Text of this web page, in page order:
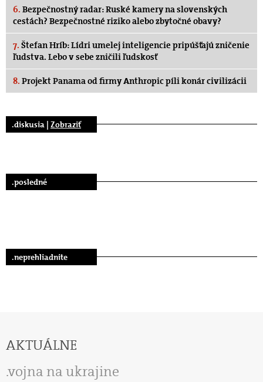
6. Bezpečnostný radar: Ruské kamery na slovenských
cestách? Bezpečnostné riziko alebo zbytočné obavy?
7. Štefan Hríb: Lídri umelej inteligencie pripúšťajú zničenie
ľudstva. Lebo v sebe zničili ľudskosť
8. Projekt Panama od firmy Anthropic píli konár civilizácii
.diskusia | Zobraziť
.posledné
.neprehliadnite
AKTUÁLNE
vojna na ukrajine